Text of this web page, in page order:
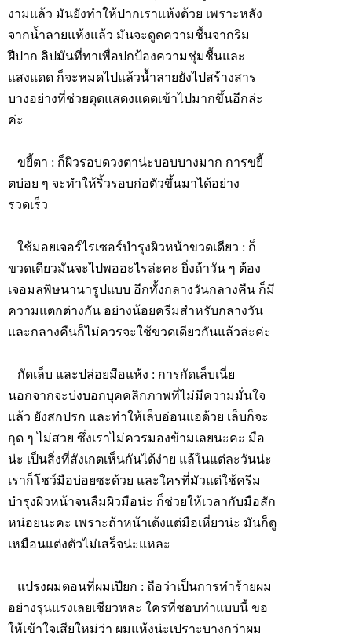
งามแล้ว มันยังทำให้ปากเราแห้งด้วย เพราะหลัง
จากน้ำลายแห้งแล้ว มันจะดูดความชื้นจากริม
ฝีปาก ลิปมันที่ทาเพื่อปกป้องความชุ่มชื้นและ
แสงแดด ก็จะหมดไปแล้วน้ำลายยังไปสร้างสาร
บางอย่างที่ช่วยดุดแสดงแดดเข้าไปมากขึ้นอีกล่ะ
ค่ะ
ขยี้ตา : ก็ผิวรอบดวงตาน่ะบอบบางมาก การขยี้
ตบ่อย ๆ จะทำให้ริ้วรอบก่อตัวขึ้นมาได้อย่าง
รวดเร็ว
ใช้มอยเจอร์ไรเซอร์บำรุงผิวหน้าขวดเดียว : ก็
ขวดเดียวมันจะไปพออะไรล่ะคะ ยิ่งถ้าวัน ๆ ต้อง
เจอมลพิษนานารูปแบบ อีกทั้งกลางวันกลางคืน ก็มี
ความแตกต่างกัน อย่างน้อยครีมสำหรับกลางวัน
และกลางคืนก็ไม่ควรจะใช้ขวดเดียวกันแล้วล่ะค่ะ
กัดเล็บ และปล่อยมือแห้ง : การกัดเล็บเนี่ย
นอกจากจะบ่งบอกบุคคลิกภาพที่ไม่มีความมั่นใจ
แล้ว ยังสกปรก และทำให้เล็บอ่อนแอด้วย เล็บก็จะ
กุด ๆ ไม่สวย ซึ่งเราไม่ควรมองข้ามเลยนะคะ มือ
น่ะ เป็นสิ่งที่สังเกตเห็นกันได้ง่าย แล้ในแต่ละวันน่ะ
เราก็โชว์มือบ่อยซะด้วย และใครที่มัวแต่ใช้ครีม
บำรุงผิวหน้าจนลืมผิวมือน่ะ ก็ช่วยให้เวลากับมือสัก
หน่อยนะคะ เพราะถ้าหน้าเด้งแต่มือเหี่ยวน่ะ มันก็ดู
เหมือนแต่งตัวไม่เสร็จน่ะแหละ
แปรงผมตอนที่ผมเปียก : ถือว่าเป็นการทำร้ายผม
อย่างรุนแรงเลยเชียวหละ ใครที่ชอบทำแบบนี้ ขอ
ให้เข้าใจเสียใหม่ว่า ผมแห้งน่ะเปราะบางกว่าผม